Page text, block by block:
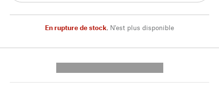
En rupture de stock, N'est plus disponible